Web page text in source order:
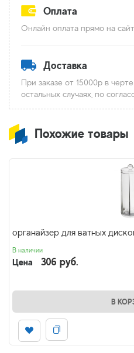
Оплата
Онлайн оплата прямо на
Доставка
При заказе от 15000р в
остальных случаях, по
Похожие товары
органайзер для ватных
В наличии
Цена 306 руб.
В